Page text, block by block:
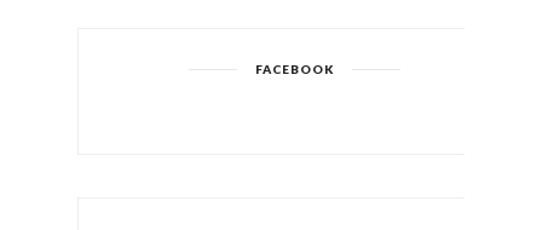
FACEBOOK